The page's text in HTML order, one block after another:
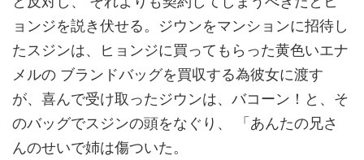
ョンジを説き伏せる。ジウンをマンションに招待し
たスジンは、ヒョンジに買ってもらった黄色いエナ
メルの ブランドバッグを買収する為彼女に渡す
が、喜んで受け取ったジウンは、バコーン！と、そ
のバッグでスジンの頭をなぐり、 「あんたの兄さ
んのせいで姉は傷ついた。